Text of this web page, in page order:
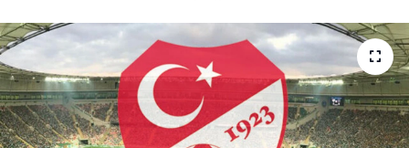
Haber Arşivi